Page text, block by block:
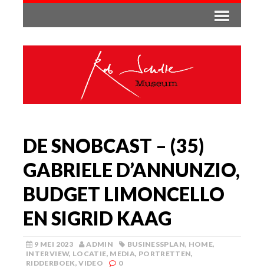
DE SNOBCAST – (35)
GABRIELE D’ANNUNZIO,
BUDGET LIMONCELLO
EN SIGRID KAAG
9 MEI 2023 ADMIN BUSINESSPLAN, HOME,
INTERVIEW, LOCATIE, MEDIA, PORTRETTEN,
RIDDERBOEK,VIDEO 0